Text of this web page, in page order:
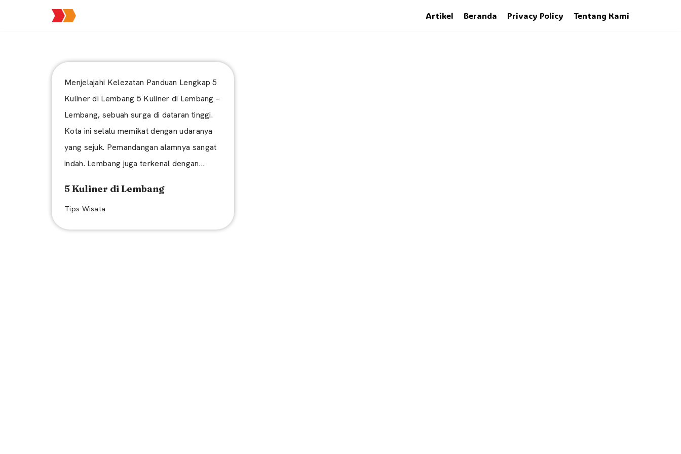
Artikel Beranda Privacy Policy Tentang Kami
Menjelajahi Kelezatan Panduan Lengkap 5
Kuliner di Lembang 5 Kuliner di Lembang –
Lembang, sebuah surga di dataran tinggi.
Kota ini selalu memikat dengan udaranya
yang sejuk. Pemandangan alamnya sangat
indah. Lembang juga terkenal dengan…
5 Kuliner di Lembang
Tips Wisata